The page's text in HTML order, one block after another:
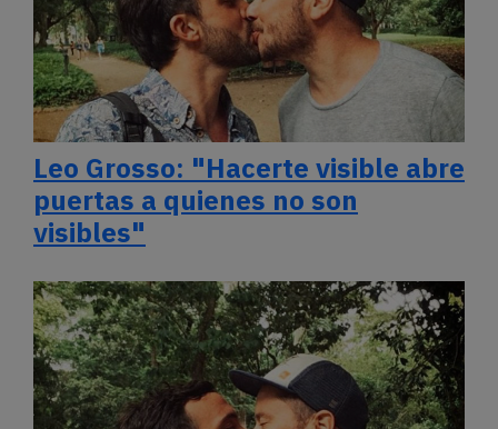
Leo Grosso: "Hacerte visible abre
puertas a quienes no son
visibles"